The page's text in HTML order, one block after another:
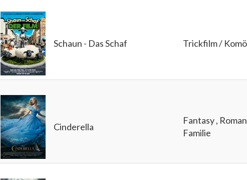
Schaun - Das Schaf Trickfilm /
Cinderella
Fantasy ,
Familie